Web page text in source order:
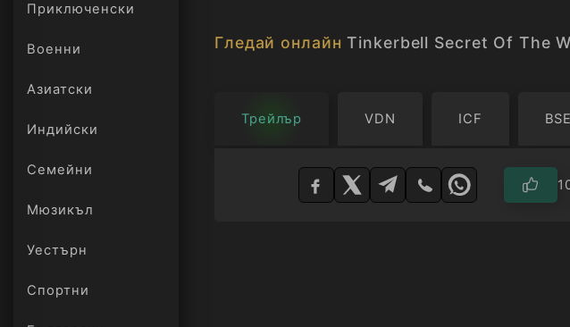
Приключенски
Военни
Азиатски
Индийски
Семейни
Мюзикъл
Уестърн
Спортни
Гледай онлайнTinkerbell Secret Of The
Трейлър VDN ICF BSE